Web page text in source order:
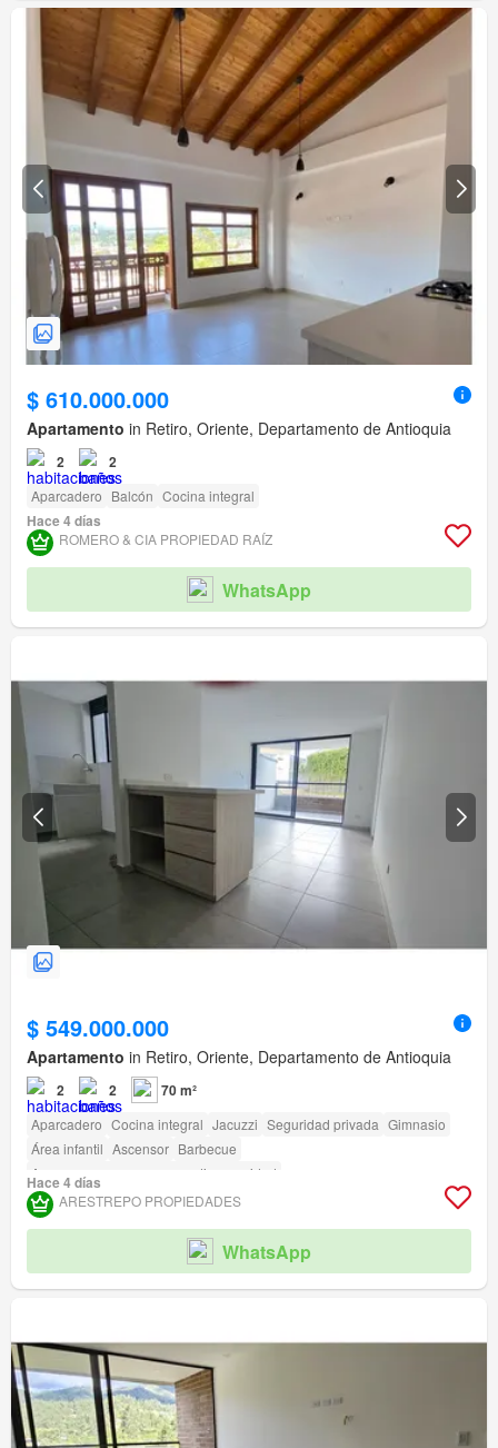
$ 610.000.000
Apartamento in Retiro, Oriente, Departamento de Antioquia
2 2
Aparcadero Balcón Cocina integral
Hace 4 días
ROMERO & CIA PROPIEDAD RAÍ­Z
WhatsApp
$ 549.000.000
Apartamento in Retiro, Oriente, Departamento de Antioquia
2 2 70 m²
Aparcadero Cocina integral Jacuzzi Seguridad privada Gimnasio
Área infantil Ascensor Barbecue
Acceso para personas con discapacidad
Hace 4 días
ARESTREPO PROPIEDADES
WhatsApp